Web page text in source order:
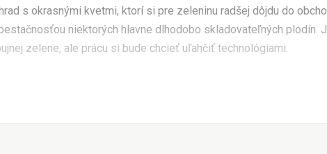
s okrasnými kvetmi, ktorí si pre zeleninu radšej dôjdu do
niektorých hlavne dlhodobo skladovateľných plodín.
zelene, ale prácu si bude chcieť uľahčiť technológiami.